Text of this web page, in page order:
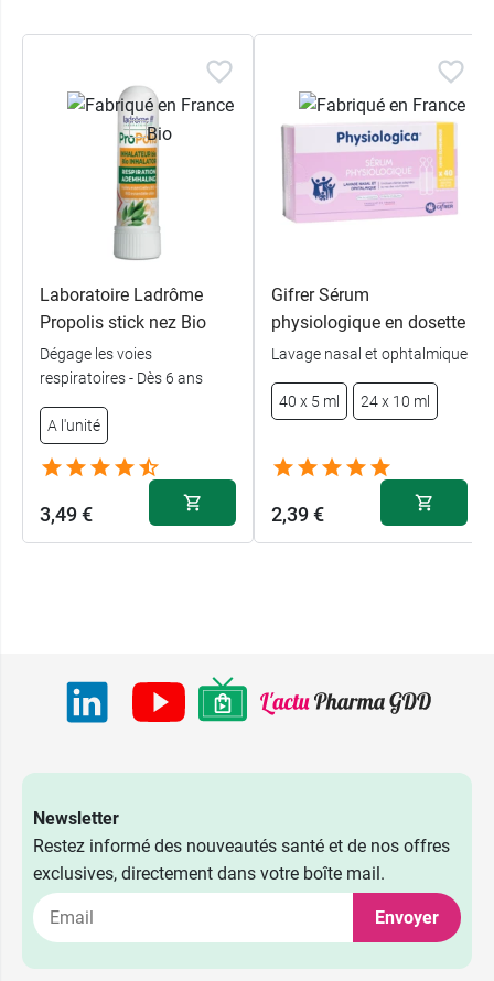
Laboratoire Ladrôme
Propolis stick nez Bio
Dégage les voies
respiratoires - Dès 6 ans
A l'unité
3,49 €
Gifrer Sérum
physiologique en dosette
Lavage nasal et ophtalmique
40 x 5 ml 24 x 10 ml
2,39 €
2,39 €
24 x 10 ml 2,39 €
Newsletter
Restez informé des nouveautés santé et de nos offres
exclusives, directement dans votre boîte mail.
Envoyer